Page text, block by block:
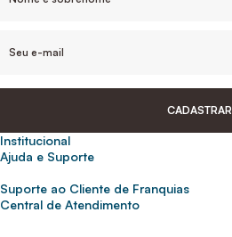
CADASTRAR
Institucional
Sobre nós
Para empresas
Ajuda e Suporte
Frete e entrega
Suporte ao Cliente de Franquias
2ª Via de Boletos - Crédito ABC
Central de Atendimento